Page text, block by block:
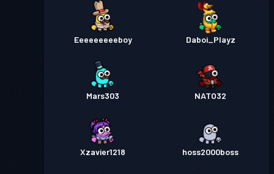
Eeeeeeeeeboy Daboi_Playz
Mars303 NATO32
Xzavier1218 hoss2000boss